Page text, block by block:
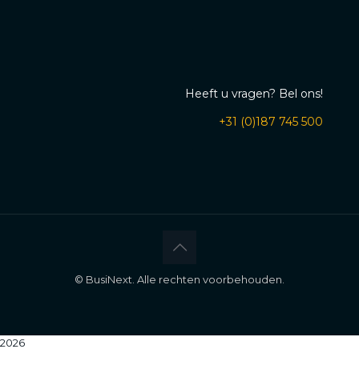
Heeft u vragen? Bel ons!
+31 (0)187 745 500
© BusiNext. Alle rechten voorbehouden.
2026